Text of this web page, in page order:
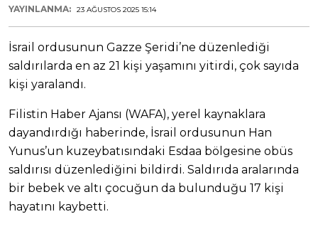
YAYINLANMA: 23 AĞUSTOS 2025 15:14
İsrail ordusunun Gazze Şeridi’ne düzenlediği
saldırılarda en az 21 kişi yaşamını yitirdi, çok sayıda
kişi yaralandı.
Filistin Haber Ajansı (WAFA), yerel kaynaklara
dayandırdığı haberinde, İsrail ordusunun Han
Yunus’un kuzeybatısındaki Esdaa bölgesine obüs
saldırısı düzenlediğini bildirdi. Saldırıda aralarında
bir bebek ve altı çocuğun da bulunduğu 17 kişi
hayatını kaybetti.